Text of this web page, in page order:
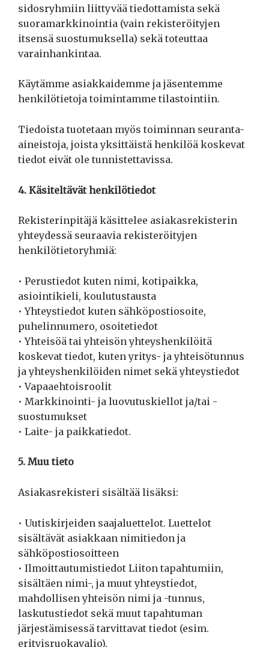
sidosryhmiin liittyvää tiedottamista sekä
suoramarkkinointia (vain rekisteröityjen
itsensä suostumuksella) sekä toteuttaa
varainhankintaa.
Käytämme asiakkaidemme ja jäsentemme
henkilötietoja toimintamme tilastointiin.
Tiedoista tuotetaan myös toiminnan seuranta-
aineistoja, joista yksittäistä henkilöä koskevat
tiedot eivät ole tunnistettavissa.
4. Käsiteltävät henkilötiedot
Rekisterinpitäjä käsittelee asiakasrekisterin
yhteydessä seuraavia rekisteröityjen
henkilötietoryhmiä:
• Perustiedot kuten nimi, kotipaikka,
asiointikieli, koulutustausta
• Yhteystiedot kuten sähköpostiosoite,
puhelinnumero, osoitetiedot
• Yhteisöä tai yhteisön yhteyshenkilöitä
koskevat tiedot, kuten yritys- ja yhteisötunnus
ja yhteyshenkilöiden nimet sekä yhteystiedot
• Vapaaehtoisroolit
• Markkinointi- ja luovutuskiellot ja/tai -
suostumukset
• Laite- ja paikkatiedot.
5. Muu tieto
Asiakasrekisteri sisältää lisäksi:
• Uutiskirjeiden saajaluettelot. Luettelot
sisältävät asiakkaan nimitiedon ja
sähköpostiosoitteen
• Ilmoittautumistiedot Liiton tapahtumiin,
sisältäen nimi-, ja muut yhteystiedot,
mahdollisen yhteisön nimi ja -tunnus,
laskutustiedot sekä muut tapahtuman
järjestämisessä tarvittavat tiedot (esim.
erityisruokavalio).